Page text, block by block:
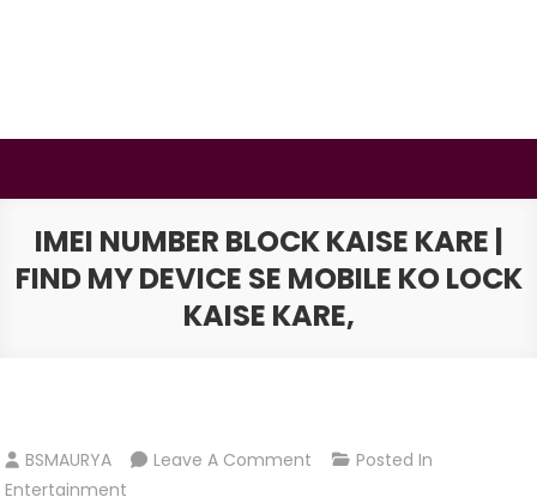
IMEI NUMBER BLOCK KAISE KARE |
FIND MY DEVICE SE MOBILE KO LOCK
KAISE KARE,
BSMAURYA Leave A Comment On
Posted In
Entertainment